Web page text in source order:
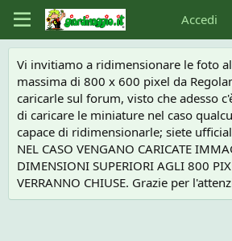
Accedi
Vi invitiamo a ridimensionare le foto
massima di 800 x 600 pixel da
caricarle sul forum, visto che adesso
di caricare le miniature nel caso
capace di ridimensionarle; siete
NEL CASO VENGANO CARICATE
DIMENSIONI SUPERIORI AGLI 800
VERRANNO CHIUSE. Grazie per